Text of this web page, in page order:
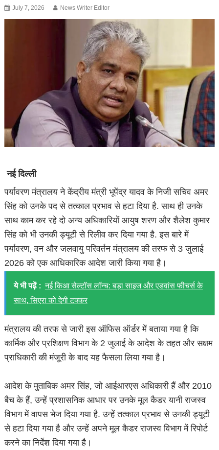
July 7, 2026 News Writer Editor
नई दिल्ली
पर्यावरण मंत्रालय ने केंद्रीय मंत्री भूपेंद्र यादव के निजी सचिव अमर
सिंह को उनके पद से तत्काल प्रभाव से हटा दिया है. साथ ही उनके
साथ काम कर रहे दो अन्य अधिकारियों आयुष शरण और शैलेश कुमार
सिंह को भी उनकी ड्यूटी से रिलीव कर दिया गया है. इस बारे में
पर्यावरण, वन और जलवायु परिवर्तन मंत्रालय की तरफ से 3 जुलाई
2026 को एक आधिकारिक आदेश जारी किया गया है।
ये भी पढ़ें : नई किआ सेल्टॉस लॉन्च: बड़ा साइज और एडवांस फीचर्स के
साथ, सिएरा को देगी टक्कर
मंत्रालय की तरफ से जारी इस ऑफिस ऑर्डर में बताया गया है कि
कार्मिक और प्रशिक्षण विभाग के 2 जुलाई के आदेश के तहत और सक्षम
प्राधिकारी की मंजूरी के बाद यह फैसला लिया गया है।
आदेश के मुताबिक अमर सिंह, जो आईआरएस अधिकारी हैं और 2010
बैच के हैं, उन्हें प्रशासनिक आधार पर उनके मूल कैडर यानी राजस्व
विभाग में वापस भेज दिया गया है. उन्हें तत्काल प्रभाव से उनकी ड्यूटी
से हटा दिया गया है और उन्हें अपने मूल कैडर राजस्व विभाग में रिपोर्ट
करने का निर्देश दिया गया है।